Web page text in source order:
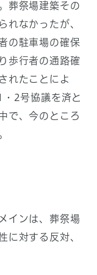
葬祭場建築その
れなかったが、
の駐車場の確保
歩行者の通路確
れたことによ
・2号協議を済と
で、今のところ
インは、葬祭場
に対する反対、